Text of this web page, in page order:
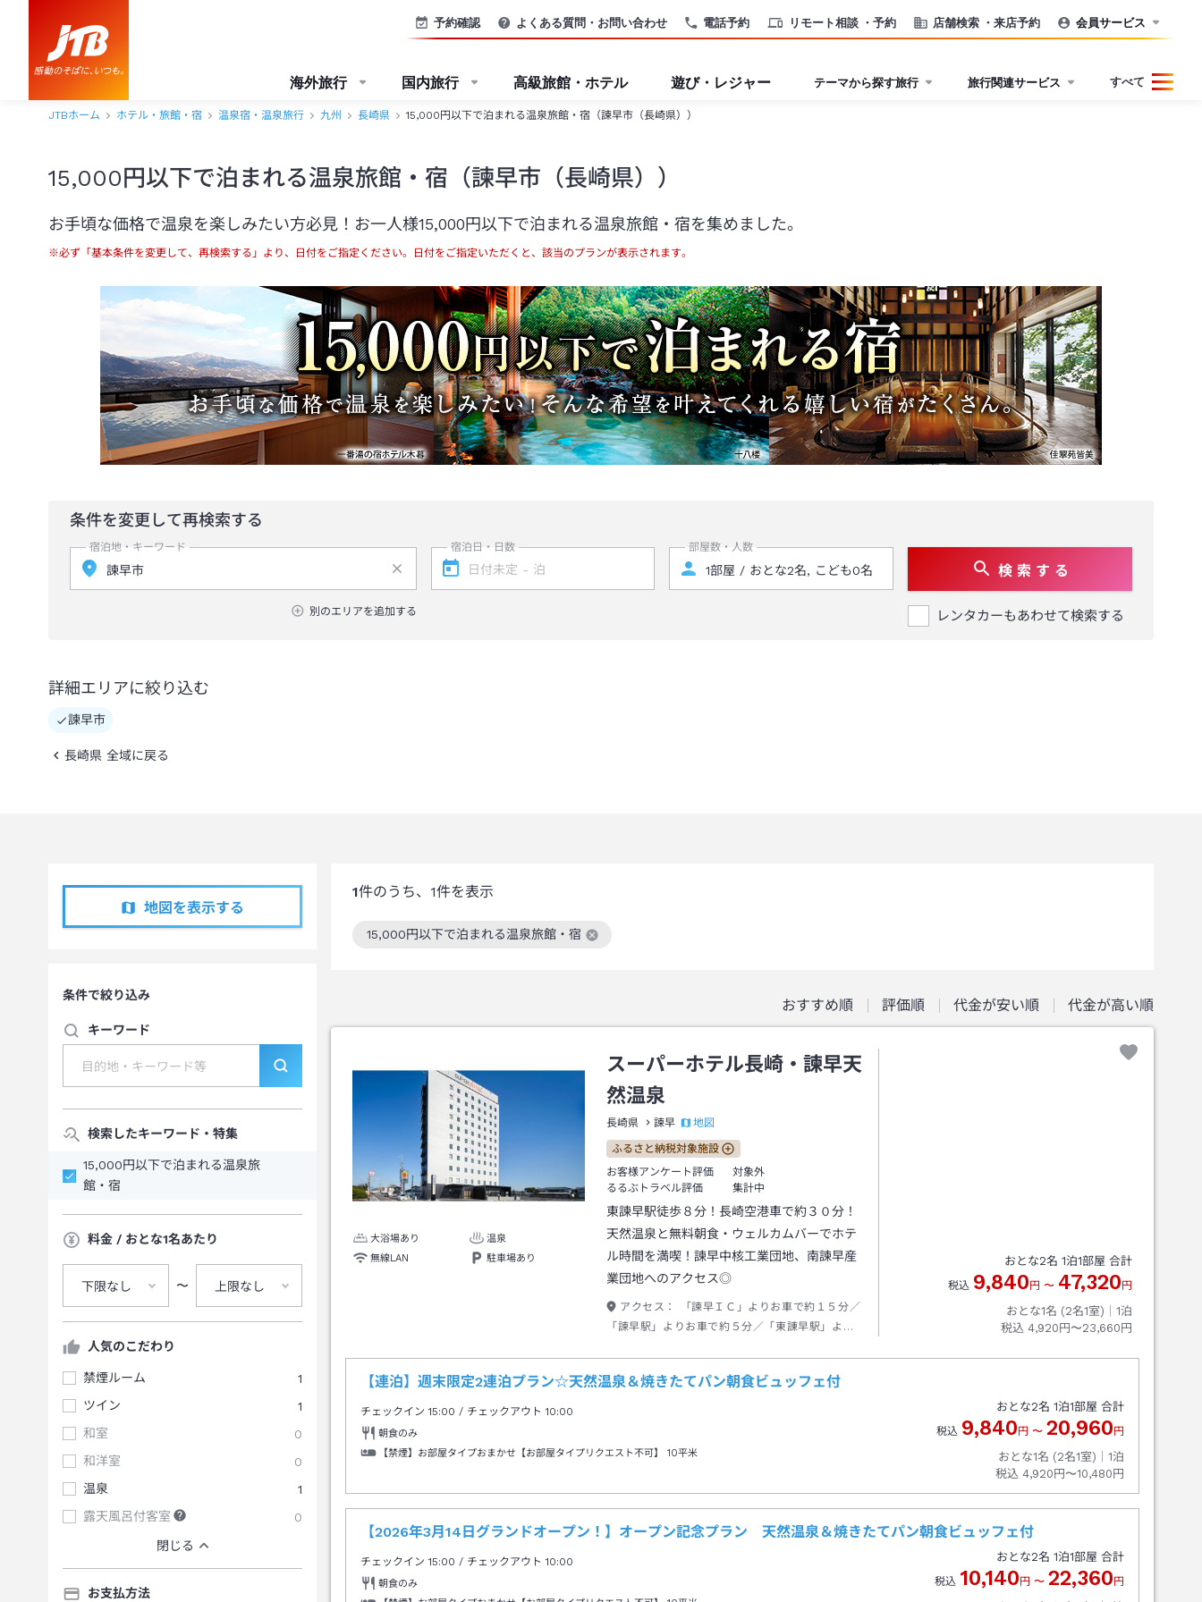
電話予約 リモート相談 ・予約 店舗検索 ・来店予約
予約確認 よくある質問・お問い合わせ 会員サービス
海外旅行 国内旅行 高級旅館・ホテル 遊び・レジャー テーマから探す旅行 旅行関連サービス すべて
JTBホーム ホテル・旅館・宿 温泉宿・温泉旅行 九州 長崎県 15,000円以下で泊まれる温泉旅館・宿（諫早市（長崎県））
15,000円以下で泊まれる温泉旅館・宿（諫早市（長崎県））
お手頃な価格で温泉を楽しみたい方必見！お一人様15,000円以下で泊まれる温泉旅館・宿を集めました。
※必ず「基本条件を変更して、再検索する」より、日付をご指定ください。日付をご指定いただくと、該当のプランが表示されます。
条件を変更して再検索する
宿泊地・キーワード
別のエリアを追加する
宿泊日・日数 部屋数・人数
検 索 す る
レンタカーもあわせて検索する
詳細エリアに絞り込む
諫早市
長崎県 全域に戻る
地図を表示する
条件で絞り込み
キーワード
検索したキーワード・特集
15,000円以下で泊まれる温泉旅
館・宿
料金 / おとな1名あたり
下限なし 〜 上限なし
人気のこだわり
禁煙ルーム
1
ツイン
1
和室
0
和洋室
0
温泉
1
露天風呂付客室
0
閉じる
お支払方法
1件のうち、 1件を表示
15,000円以下で泊まれる温泉旅館・宿
この絞り込み条件を解除
おすすめ順 評価順 代金が安い順 代金が高い順
大浴場あり
温泉
無線LAN
駐車場あり
スーパーホテル長崎・諫早天
然温泉
長崎県 諫早 地図
ふるさと納税対象施設
お客様アンケート評価
対象外
るるぶトラベル評価
集計中
東諫早駅徒歩８分！長崎空港車で約３０分！
天然温泉と無料朝食・ウェルカムバーでホテ
ル時間を満喫！諫早中核工業団地、南諫早産
業団地へのアクセス◎
アクセス：
「諫早ＩＣ」よりお車で約１５分／
「諫早駅」よりお車で約５分／「東諌早駅」より
おとな2名 1泊1部屋 合計
税込 9,840 円 〜 47,320 円
おとな1名 (2名1室)｜ 1泊
税込 4,920円〜23,660円
【連泊】週末限定2連泊プラン☆天然温泉＆焼きたてパン朝食ビュッフェ付
チェックイン15:00 / チェックアウト 10:00
朝食のみ
【禁煙】お部屋タイプおまかせ【お部屋タイプリクエスト不可】
10平米
おとな2名 1泊1部屋 合計
税込 9,840 円 〜 20,960 円
おとな1名 (2名1室)｜ 1泊
税込 4,920円〜10,480円
【2026年3月14日グランドオープン！】オープン記念プラン 天然温泉＆焼きたてパン朝食ビュッフェ付
チェックイン15:00 / チェックアウト 10:00
朝食のみ
おとな2名 1泊1部屋 合計
税込 10,140 円 〜 22,360 円